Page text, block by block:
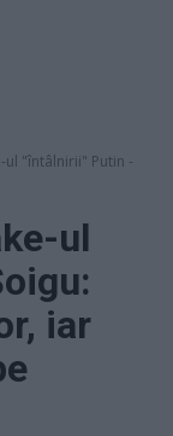
ul "întâlnirii" Putin -
ul
iar